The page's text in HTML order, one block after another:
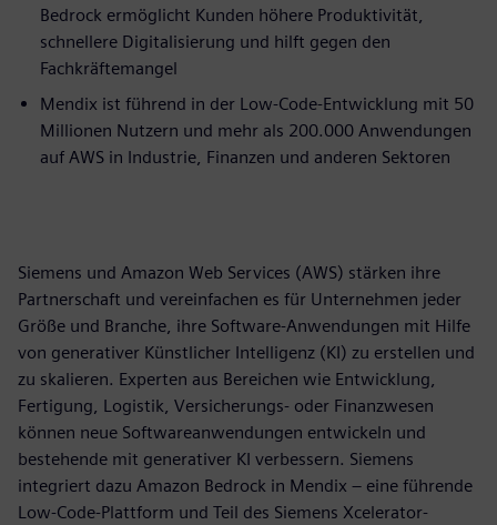
Bedrock ermöglicht Kunden höhere Produktivität,
schnellere Digitalisierung und hilft gegen den
Fachkräftemangel
Mendix ist führend in der Low-Code-Entwicklung mit 50
Millionen Nutzern und mehr als 200.000 Anwendungen
auf AWS in Industrie, Finanzen und anderen Sektoren
Siemens und Amazon Web Services (AWS) stärken ihre
Partnerschaft und vereinfachen es für Unternehmen jeder
Größe und Branche, ihre Software-Anwendungen mit Hilfe
von generativer Künstlicher Intelligenz (KI) zu erstellen und
zu skalieren. Experten aus Bereichen wie Entwicklung,
Fertigung, Logistik, Versicherungs- oder Finanzwesen
können neue Softwareanwendungen entwickeln und
bestehende mit generativer KI verbessern. Siemens
integriert dazu Amazon Bedrock in Mendix – eine führende
Low-Code-Plattform und Teil des Siemens Xcelerator-